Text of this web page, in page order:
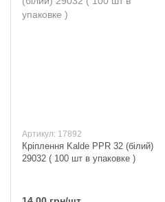
Артикул: 17892
Кріплення Kalde PPR 32 (білий)
29032 ( 100 шт в упаковке )